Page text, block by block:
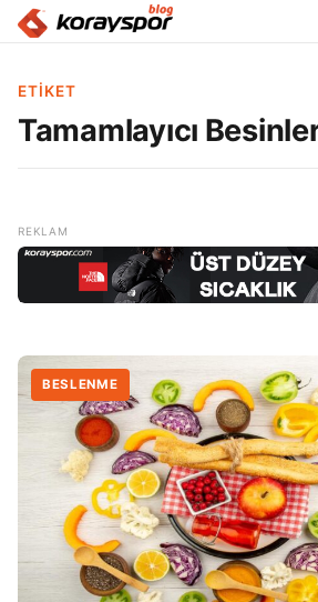
ETIKET
Tamamlayıcı
BESLENME